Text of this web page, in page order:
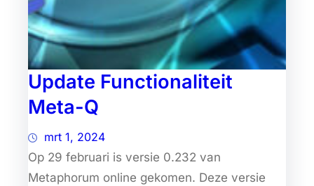
Update Functionaliteit
Meta-Q
mrt 1, 2024
Op 29 februari is versie 0.232 van
Metaphorum online gekomen. Deze versie